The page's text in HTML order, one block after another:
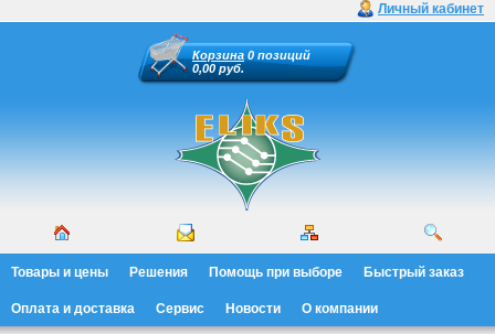
Личный кабинет
Корзина 0 позиций
0,00 руб.
Товары и цены Решения Помощь при выборе Быстрый заказ
Оплата и доставка Сервис Новости О компании